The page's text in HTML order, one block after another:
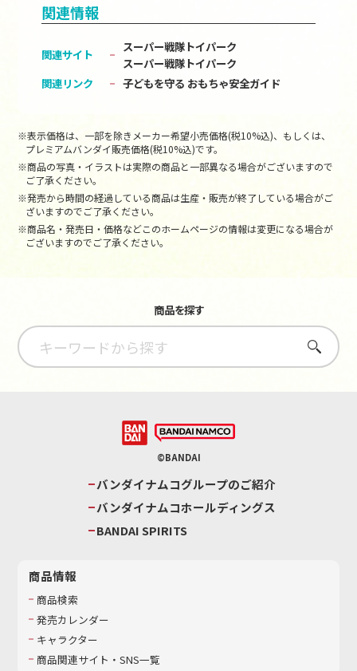
関連情報
関連サイト
スーパー戦隊トイパーク
スーパー戦隊トイパーク
関連リンク
子どもを守る おもちゃ安全ガイド
※表示価格は、一部を除きメーカー希望小売価格(税10%込)、もしくは、
プレミアムバンダイ販売価格(税10%込)です。
※商品の写真・イラストは実際の商品と一部異なる場合がございますので
ご了承ください。
※発売から時間の経過している商品は生産・販売が終了している場合がご
ざいますのでご了承ください。
※商品名・発売日・価格などこのホームページの情報は変更になる場合が
ございますのでご了承ください。
商品を探す
さがす
©BANDAI
バンダイナムコグループのご紹介
バンダイナムコホールディングス
BANDAI SPIRITS
商品情報
商品検索
発売カレンダー
キャラクター
商品関連サイト・SNS一覧